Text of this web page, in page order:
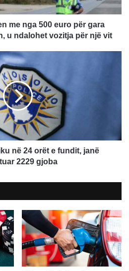
me nga 500 euro për gara
u ndalohet vozitja për një vit
në 24 orët e fundit, janë
2229 gjoba